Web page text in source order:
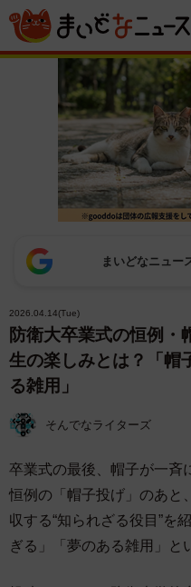
まいどなニュー
2026.04.14(Tue)
防衛大卒業式の恒例
生の楽しみとは？「帽
る雑用」
そんでなライターズ
卒業式の最後、帽子が一斉
恒例の「帽子投げ」のあと
収する“知られざる役目”を
ぎる」「夢のある雑用」と